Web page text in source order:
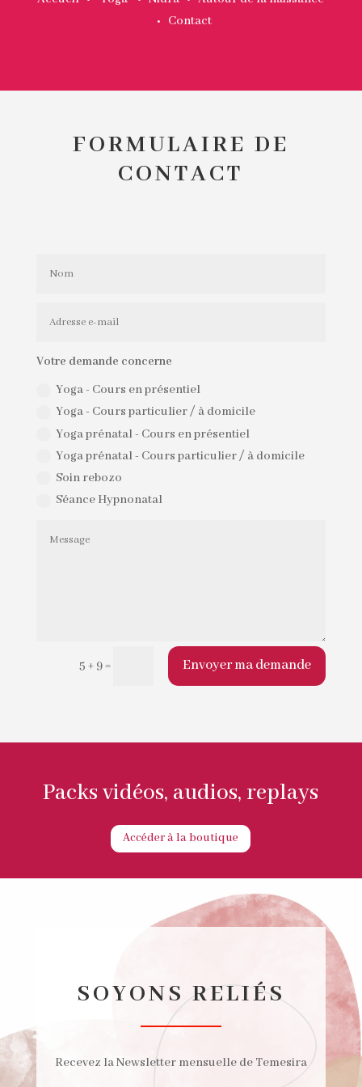
• Contact
FORMULAIRE DE
CONTACT
Votre demande concerne
Yoga - Cours en présentiel
Yoga - Cours particulier / à domicile
Yoga prénatal - Cours en présentiel
Yoga prénatal - Cours particulier / à domicile
Soin rebozo
Séance Hypnonatal
5 + 9= Envoyer ma demande
Packs vidéos, audios, replays
Accéder à la boutique
SOYONS RELIÉS
Recevez la Newsletter mensuelle de Temesira